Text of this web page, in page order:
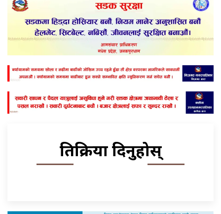
प्रतिक्रिया दिनुहोस्